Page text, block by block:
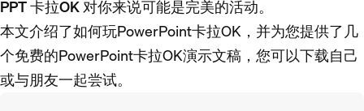
PPT 卡拉OK对你来说可能是完美的活动。
本文介绍了如何玩PowerPoint卡拉OK，并为您提供了几
个免费的PowerPoint卡拉OK演示文稿，您可以下载自己
或与朋友一起尝试。